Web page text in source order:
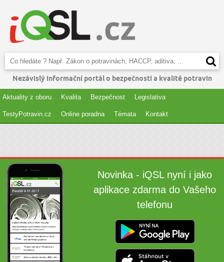
Nezávislý informační portál o bezpečnosti a kvalitě potravin
Aktuality z oboru Kvalita Bezpečnost Legislativa
TestyPotravin.cz Online poradna Témata Kontakt
Novinka - iQSL nyní i jako
aplikace zdarma do Vašeho
telefonu